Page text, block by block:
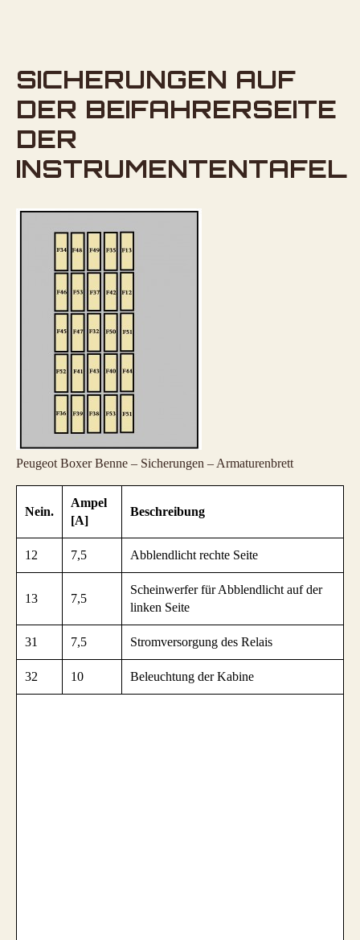
SICHERUNGEN AUF
DER BEIFAHRERSEITE
DER
INSTRUMENTENTAFEL
Peugeot Boxer Benne – Sicherungen – Armaturenbrett
Nein.
Ampel
[A]
Beschreibung
12 7,5 Abblendlicht rechte Seite
13 7,5
Scheinwerfer für Abblendlicht auf der
linken Seite
31 7,5 Stromversorgung des Relais
32 10 Beleuchtung der Kabine